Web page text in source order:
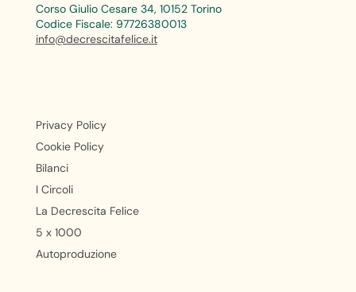
Corso Giulio Cesare 34, 10152 Torino
Codice Fiscale: 97726380013
info@decrescitafelice.it
Privacy Policy
Cookie Policy
Bilanci
I Circoli
La Decrescita Felice
5 x 1000
Autoproduzione